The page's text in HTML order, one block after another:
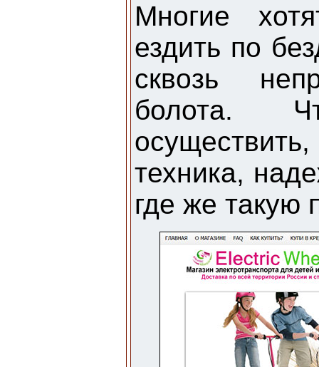
Многие
ездить по
сквозь
болота.
техника,
где же такую